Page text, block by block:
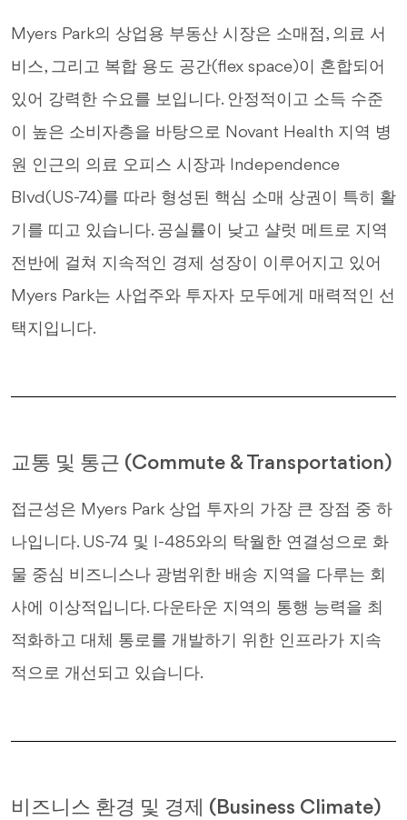
Myers Park의 상업용 부동산 시장은 소매점, 의료 서
비스, 그리고 복합 용도 공간(flex space)이 혼합되어
있어 강력한 수요를 보입니다. 안정적이고 소득 수준
이 높은 소비자층을 바탕으로 Novant Health 지역 병
원 인근의 의료 오피스 시장과 Independence
Blvd(US-74)를 따라 형성된 핵심 소매 상권이 특히 활
기를 띠고 있습니다. 공실률이 낮고 샬럿 메트로 지역
전반에 걸쳐 지속적인 경제 성장이 이루어지고 있어
Myers Park는 사업주와 투자자 모두에게 매력적인 선
택지입니다.
교통 및 통근 (Commute & Transportation)
접근성은 Myers Park 상업 투자의 가장 큰 장점 중 하
나입니다. US-74 및 I-485와의 탁월한 연결성으로 화
물 중심 비즈니스나 광범위한 배송 지역을 다루는 회
사에 이상적입니다. 다운타운 지역의 통행 능력을 최
적화하고 대체 통로를 개발하기 위한 인프라가 지속
적으로 개선되고 있습니다.
비즈니스 환경 및 경제 (Business Climate)